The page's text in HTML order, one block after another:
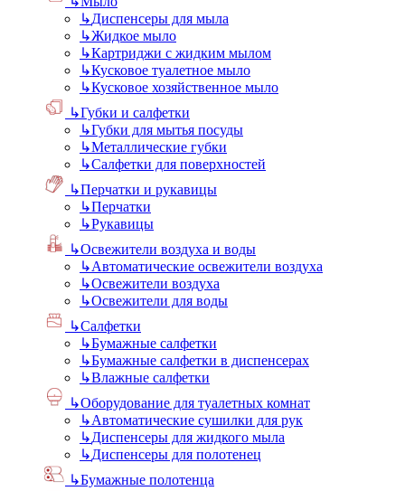
↳Диспенсеры для мыла
↳Жидкое мыло
↳Картриджи с жидким мылом
↳Кусковое туалетное мыло
↳Кусковое хозяйственное мыло
↳Губки и салфетки
↳Губки для мытья посуды
↳Металлические губки
↳Салфетки для поверхностей
↳Перчатки и рукавицы
↳Перчатки
↳Рукавицы
↳Освежители воздуха и воды
↳Автоматические освежители воздуха
↳Освежители воздуха
↳Освежители для воды
↳Салфетки
↳Бумажные салфетки
↳Бумажные салфетки в диспенсерах
↳Влажные салфетки
↳Оборудование для туалетных комнат
↳Автоматические сушилки для рук
↳Диспенсеры для жидкого мыла
↳Диспенсеры для полотенец
↳Бумажные полотенца